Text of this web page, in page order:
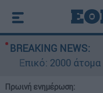
BREAKING NEWS:
Επικό: 2000 άτομα
Πρωινή ενημέρωση: